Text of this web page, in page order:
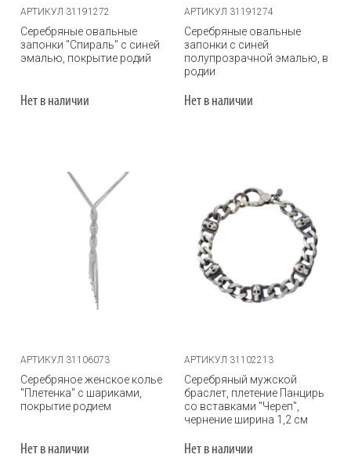
АРТИКУЛ 31191272
Серебряные овальные
запонки "Спираль" с синей
эмалью, покрытие родий
Нет в наличии
АРТИКУЛ 31191274
Серебряные овальные
запонки с синей
полупрозрачной эмалью, в
родии
Нет в наличии
АРТИКУЛ 31106073
Серебряное женское колье
"Плетенка" с шариками,
покрытие родием
Нет в наличии
АРТИКУЛ 31102213
Серебряный мужской
браслет, плетение Панцирь
со вставками "Череп",
чернение ширина 1,2 см
Нет в наличии